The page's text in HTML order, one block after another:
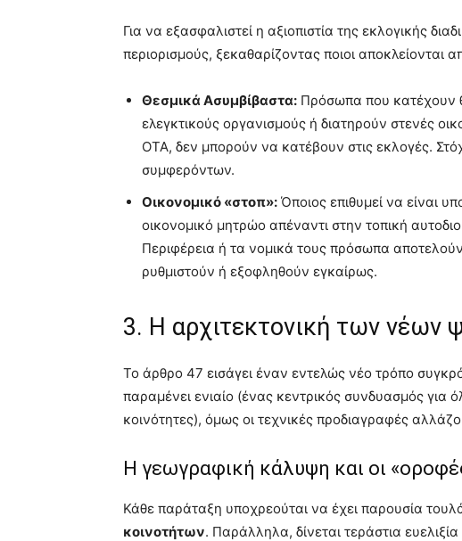
Για να εξασφαλιστεί η αξιοπιστία της εκλογικής
περιορισμούς, ξεκαθαρίζοντας ποιοι αποκλείονται
Θεσμικά Ασυμβίβαστα: Πρόσωπα που κατέχουν
ελεγκτικούς οργανισμούς ή διατηρούν στενές
ΟΤΑ, δεν μπορούν να κατέβουν στις εκλογές.
συμφερόντων.
Οικονομικό «στοπ»: Όποιος επιθυμεί να είναι
οικονομικό μητρώο απέναντι στην τοπική
Περιφέρεια ή τα νομικά τους πρόσωπα
ρυθμιστούν ή εξοφληθούν εγκαίρως.
3. Η αρχιτεκτονική των νέων
Το άρθρο 47 εισάγει έναν εντελώς νέο τρόπο
παραμένει ενιαίο (ένας κεντρικός συνδυασμός για
κοινότητες), όμως οι τεχνικές προδιαγραφές
Η γεωγραφική κάλυψη και οι
Κάθε παράταξη υποχρεούται να έχει παρουσία
κοινοτήτων. Παράλληλα, δίνεται τεράστια